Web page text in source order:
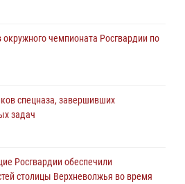
окружного чемпионата Росгвардии по
водителю на дороге в городе Кашин
окружного чемпионата Росгвардии по
спецназа, завершивших
задач
Росгвардии обеспечили
столицы Верхневолжья во время